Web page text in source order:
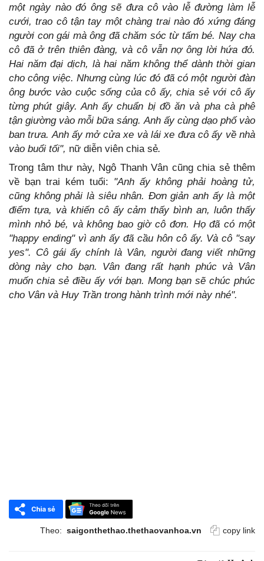
một ngày nào đó ông sẽ đưa cô vào lễ đường làm lễ
cưới, trao cô tận tay một chàng trai nào đó xứng đáng
người con gái mà ông đã chăm sóc từ tấm bé. Nay cha
cô đã ở trên thiên đàng, và cô vẫn nợ ông lời hứa đó.
Hai năm đại dịch, là hai năm không thể dành thời gian
cho công việc. Nhưng cùng lúc đó đã có một người đàn
ông bước vào cuộc sống của cô ấy, chia sẻ với cô ấy
từng phút giây. Anh ấy chuẩn bị đồ ăn và pha cà phê
tận giường vào mỗi bữa sáng. Anh ấy cùng dạo phố vào
ban trưa. Anh ấy mở cửa xe và lái xe đưa cô ấy về nhà
vào buổi tối", nữ diễn viên chia sẻ.
Trong tâm thư này, Ngô Thanh Vân cũng chia sẻ thêm
về bạn trai kém tuổi: "Anh ấy không phải hoàng tử,
cũng không phải là siêu nhân. Đơn giản anh ấy là một
điểm tựa, và khiến cô ấy cảm thấy bình an, luôn thấy
mình nhỏ bé, và không bao giờ cô đơn. Họ đã có một
"happy ending" vì anh ấy đã cầu hôn cô ấy. Và cô "say
yes". Cô gái ấy chính là Vân, người đang viết những
dòng này cho bạn. Vân đang rất hạnh phúc và Vân
muốn chia sẻ điều ấy với bạn. Mong bạn sẽ chúc phúc
cho Vân và Huy Trần trong hành trình mới này nhé".
Theo: saigonthethao.thethaovanhoa.vn copy link